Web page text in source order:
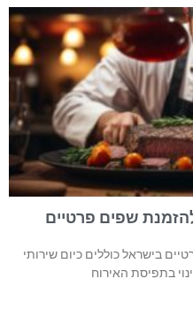
שפים פרטיים
הפרטיים בישראל כוללים כיום שירותי
בתפיסת האירוח